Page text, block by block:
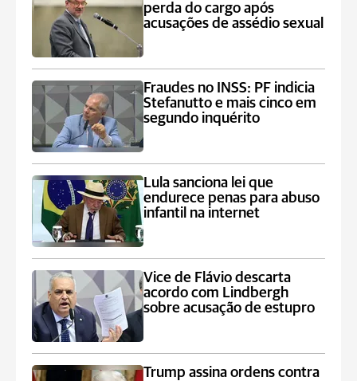
perda do cargo após
acusações de assédio sexual
Fraudes no INSS: PF indicia
Stefanutto e mais cinco em
segundo inquérito
Lula sanciona lei que
endurece penas para abuso
infantil na internet
Vice de Flávio descarta
acordo com Lindbergh
sobre acusação de estupro
Trump assina ordens contra